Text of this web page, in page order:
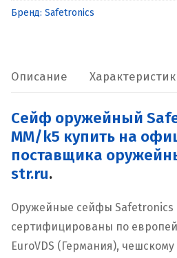
MAXI
Бренд: Safetronics
Описание
Сейф оружейный
MM/k5 купить на
поставщика
str.ru.
Оружейные сейфы Safetronics
сертифицированы по
EuroVDS (Германия), чешскому